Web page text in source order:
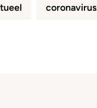
coronavirus